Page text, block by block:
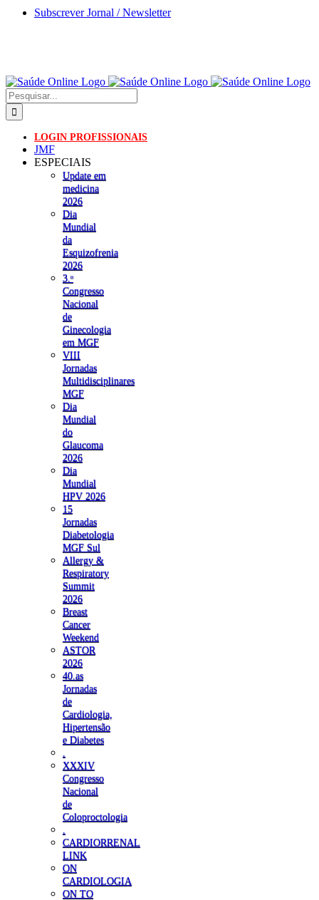
Skip
Subscrever Jornal / Newsletter
Pesquisar
LOGIN PROFISSIONAIS
JMF
ESPECIAIS
Update em
medicina
2026
Dia
Mundial
da
Esquizofrenia
2026
3.ᵒ
Congresso
Nacional
de
Ginecologia
em MGF
VIII
Jornadas
Multidisciplinares
MGF
Dia
Mundial
do
Glaucoma
2026
Dia
Mundial
HPV 2026
15
Jornadas
Diabetologia
MGF Sul
Allergy &
Respiratory
Summit
2026
Breast
Cancer
Weekend
ASTOR
2026
40.as
Jornadas
de
Cardiologia,
Hipertensão
e Diabetes
XXXIV
Congresso
Nacional
de
Coloproctologia
CARDIORRENAL
LINK
ON
CARDIOLOGIA
ON TO